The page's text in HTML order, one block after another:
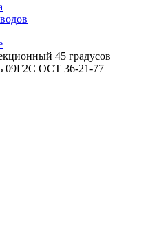
45 градусов
09Г2С ОСТ 36-21-77